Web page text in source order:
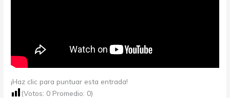
¡Haz clic para puntuar esta entrada!
(Votos: 0 Promedio: 0)